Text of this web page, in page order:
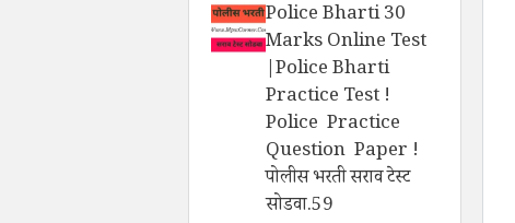
Police Bharti 30
Marks Online Test
|Police Bharti
Practice Test !
Police Practice
Question Paper !
पोलीस भरती सराव टेस्ट
सोडवा.59